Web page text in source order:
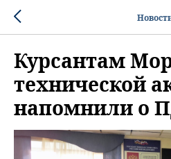
Курсантам
технической
напомнили о